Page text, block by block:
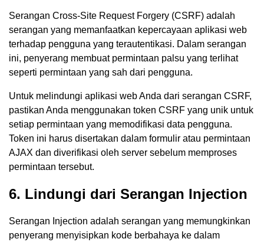
Serangan Cross-Site Request Forgery (CSRF) adalah
serangan yang memanfaatkan kepercayaan aplikasi web
terhadap pengguna yang terautentikasi. Dalam serangan
ini, penyerang membuat permintaan palsu yang terlihat
seperti permintaan yang sah dari pengguna.
Untuk melindungi aplikasi web Anda dari serangan CSRF,
pastikan Anda menggunakan token CSRF yang unik untuk
setiap permintaan yang memodifikasi data pengguna.
Token ini harus disertakan dalam formulir atau permintaan
AJAX dan diverifikasi oleh server sebelum memproses
permintaan tersebut.
6. Lindungi dari Serangan Injection
Serangan Injection adalah serangan yang memungkinkan
penyerang menyisipkan kode berbahaya ke dalam